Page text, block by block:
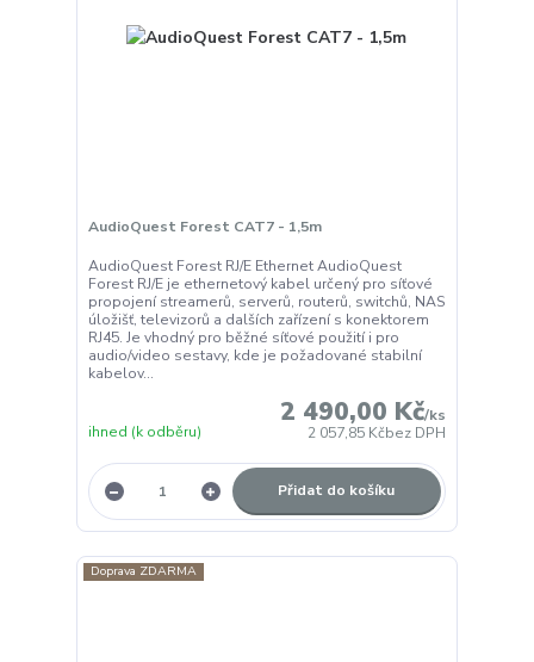
AudioQuest Forest CAT7 - 1,5m
AudioQuest Forest RJ/E Ethernet AudioQuest
Forest RJ/E je ethernetový kabel určený pro síťové
propojení streamerů, serverů, routerů, switchů, NAS
úložišť, televizorů a dalších zařízení s konektorem
RJ45. Je vhodný pro běžné síťové použití i pro
audio/video sestavy, kde je požadované stabilní
kabelov...
2 490,00 Kč/ks
2 057,85 Kčbez DPH
ihned (k odběru)
Přidat do košíku
Doprava ZDARMA